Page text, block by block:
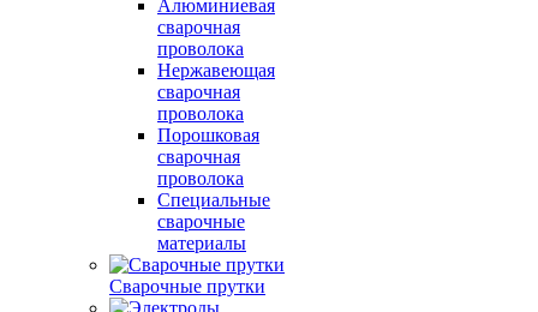
Алюминиевая
сварочная
проволока
Нержавеющая
сварочная
проволока
Порошковая
сварочная
проволока
Специальные
сварочные
материалы
Сварочные прутки